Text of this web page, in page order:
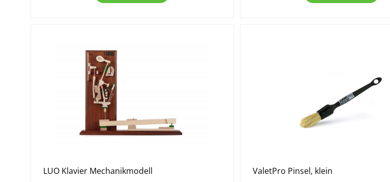
LUO Klavier Mechanikmodell ValetPro Pinsel, klein